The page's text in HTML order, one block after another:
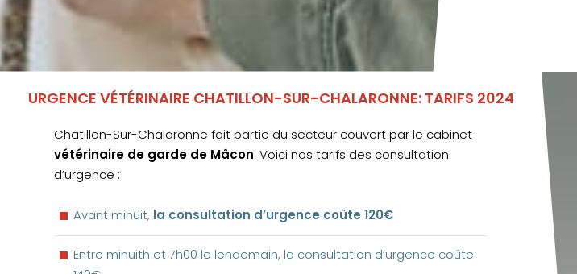
URGENCE VÉTÉRINAIRE CHATILLON-SUR-CHALARONNE: TARIFS 2024
Chatillon-Sur-Chalaronne fait partie du secteur couvert par le cabinet
vétérinaire de garde de Mâcon. Voici nos tarifs des consultation
d’urgence :
Avant minuit, la consultation d’urgence coûte 120€
Entre minuith et 7h00 le lendemain, la consultation d’urgence coûte